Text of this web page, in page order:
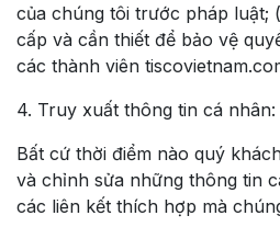
của chúng tôi trước pháp luật;
cấp và cần thiết để bảo vệ
các thành viên
4. Truy xuất thông tin cá nhân:
Bất cứ thời điểm nào quý
và chỉnh sửa những thông tin
các liên kết thích hợp mà